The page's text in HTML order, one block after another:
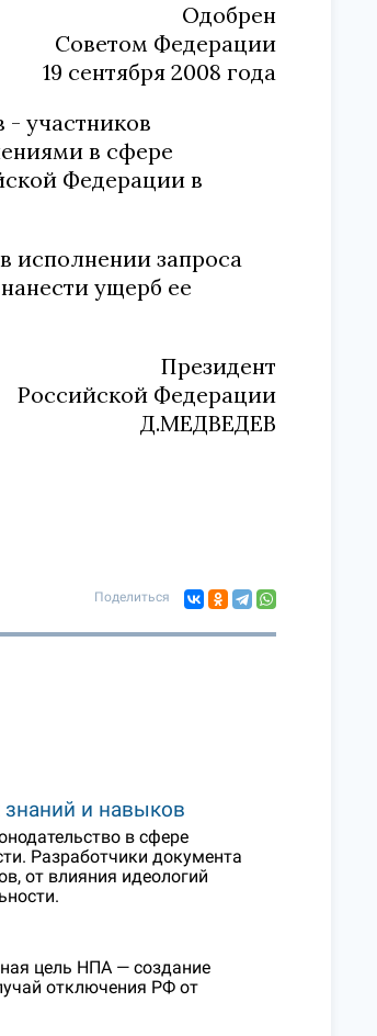
Одобрен
Советом Федерации
19 сентября 2008 года
- участников
в сфере
Федерации в
исполнении запроса
ущерб ее
Президент
Российской Федерации
Д.МЕДВЕДЕВ
Поделиться
знаний и навыков
в сфере
Разработчики документа
от влияния идеологий
цель НПА — создание
отключения РФ от